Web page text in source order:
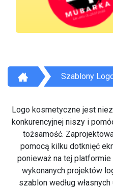
Szablony
Logo kosmetyczne jest
konkurencyjnej niszy i
tożsamość.
pomocą kilku dotknięć
ponieważ na tej
wykonanych projektów
szablon według